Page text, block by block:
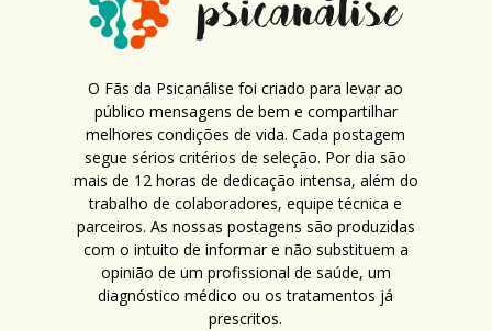
O Fãs da Psicanálise foi criado para levar ao
público mensagens de bem e compartilhar
melhores condições de vida. Cada postagem
segue sérios critérios de seleção. Por dia são
mais de 12 horas de dedicação intensa, além do
trabalho de colaboradores, equipe técnica e
parceiros. As nossas postagens são produzidas
com o intuito de informar e não substituem a
opinião de um profissional de saúde, um
diagnóstico médico ou os tratamentos já
prescritos.